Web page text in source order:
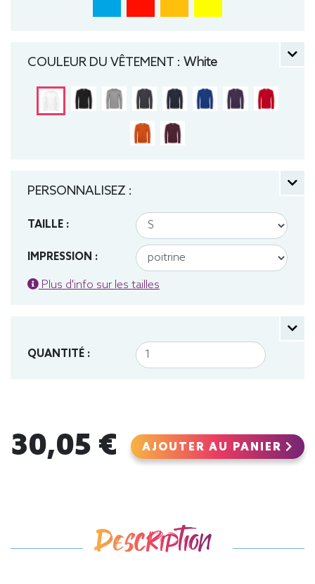
COULEUR DU VÊTEMENT : White
PERSONNALISEZ :
TAILLE :
IMPRESSION :
Plus d'info sur les tailles
QUANTITÉ :
30,05 € AJOUTER AU PANIER
Description